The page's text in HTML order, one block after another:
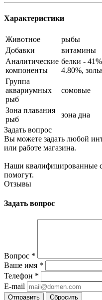
Характеристики
Животное
рыбы
Добавки
витамины
Аналитические
компоненты
белки -
4.80%,
Группа
аквариумных
рыб
сомовые
Зона плавания
рыб
зона дна
Задать вопрос
Вы можете задать любой
или работе магазина.
Наши квалифицированные
помогут.
Отзывы
Задать вопрос
Вопрос *
Ваше имя *
Телефон *
E-mail
Сбросить